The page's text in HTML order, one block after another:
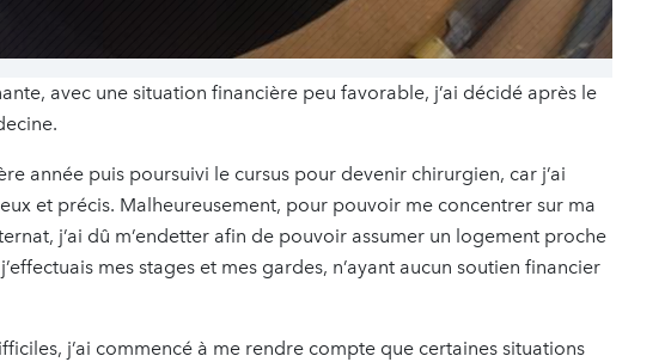
avec une situation financière peu favorable, j’ai décidé après le
année puis poursuivi le cursus pour devenir chirurgien, car j’ai
et précis. Malheureusement, pour pouvoir me concentrer sur ma
j’ai dû m’endetter afin de pouvoir assumer un logement proche
mes stages et mes gardes, n’ayant aucun soutien financier
j’ai commencé à me rendre compte que certaines situations